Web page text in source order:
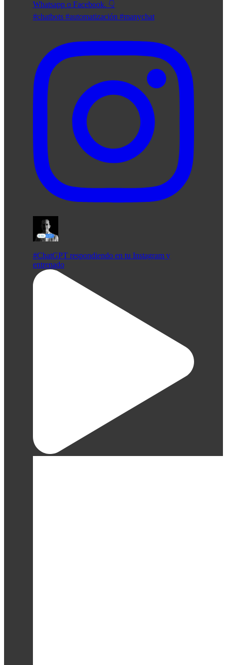
Whatsapp o Facebook. 👇
#chatbots #automatización #manychat
#ChatGPT respondiendo en tu Instagram y
entrenado